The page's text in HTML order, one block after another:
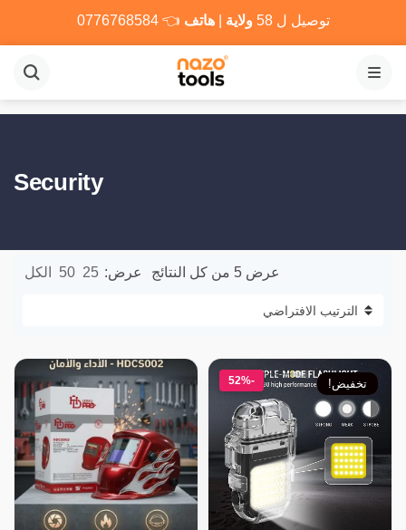
توصيل ل 58 ولاية |هاتف 👈
0776768584
القائمة
Security
عرض ⁦5⁩ من كل النتائج عرض: 25
50 الكل
تخفيض! -52%